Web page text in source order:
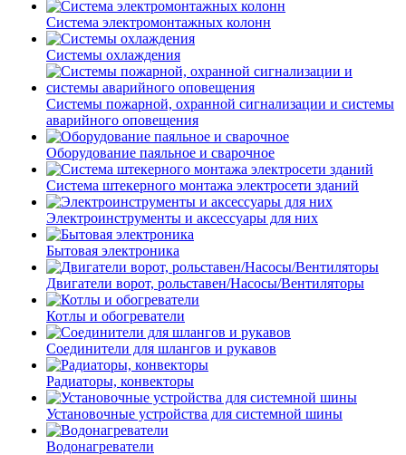
Система электромонтажных колонн
Системы охлаждения
Системы пожарной, охранной сигнализации и системы
аварийного оповещения
Оборудование паяльное и сварочное
Система штекерного монтажа электросети зданий
Электроинструменты и аксессуары для них
Бытовая электроника
Двигатели ворот, рольставен/Насосы/Вентиляторы
Котлы и обогреватели
Соединители для шлангов и рукавов
Радиаторы, конвекторы
Установочные устройства для системной шины
Водонагреватели